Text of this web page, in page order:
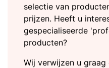
selectie van
prijzen. Heeft u
gespecialiseerde
producten?
Wij verwijzen u